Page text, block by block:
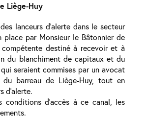
Liège-Huy
lanceurs d’alerte dans le secteur
par Monsieur le Bâtonnier de
compétente destiné à recevoir et à
du blanchiment de capitaux et du
seraient commises par un avocat
barreau de Liège-Huy, tout en
d’alerte.
conditions d’accès à ce canal, les